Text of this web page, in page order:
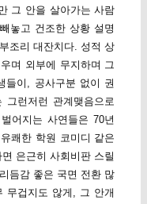
그 안을 살아가는 사람
놓고 건조한 상황 설명
조리 대잔치다. 성적 상
며 외부에 무지하며 그
들이, 공사구분 없이 권
런저런 관계맺음으로
어지는 사연들은 70년
쾌한 학원 코미디 같은
은근히 사회비판 스릴
듬감 좋은 국면 전환 많
무겁지도 않게, 그 안개